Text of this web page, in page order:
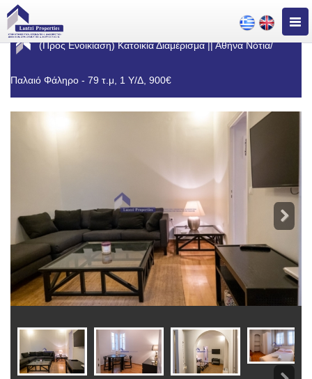
(Προς Ενοικίαση) Κατοικία Διαμέρισμα || Αθήνα Νότια/
Παλαιό Φάληρο - 79 τ.μ, 1 Υ/Δ, 900€